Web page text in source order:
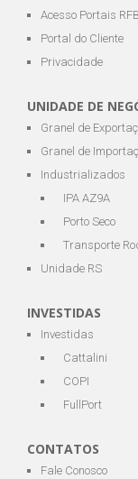
Acesso Portais RFB
Portal do Cliente
Privacidade
UNIDADE DE
Granel de
Granel de
Industrializados
IPA AZ9A
Porto Seco
Transporte
Unidade RS
INVESTIDAS
Investidas
Cattalini
COPI
FullPort
CONTATOS
Fale Conosco